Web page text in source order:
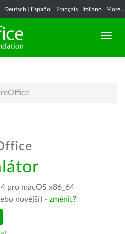
Deutsch Español Français Italiano More...
pro macOS x86_64
novější) - změnit?